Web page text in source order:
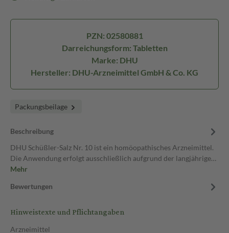
PZN: 02580881
Darreichungsform: Tabletten
Marke: DHU
Hersteller: DHU-Arzneimittel GmbH & Co. KG
Packungsbeilage
Beschreibung
DHU Schüßler-Salz Nr. 10 ist ein homöopathisches Arzneimittel.
Die Anwendung erfolgt ausschließlich aufgrund der langjährige…
Mehr
Bewertungen
Hinweistexte und Pflichtangaben
Arzneimittel